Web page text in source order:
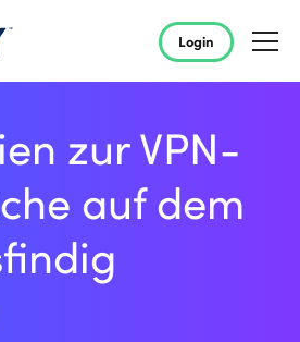
Login
zur VPN-
auf dem